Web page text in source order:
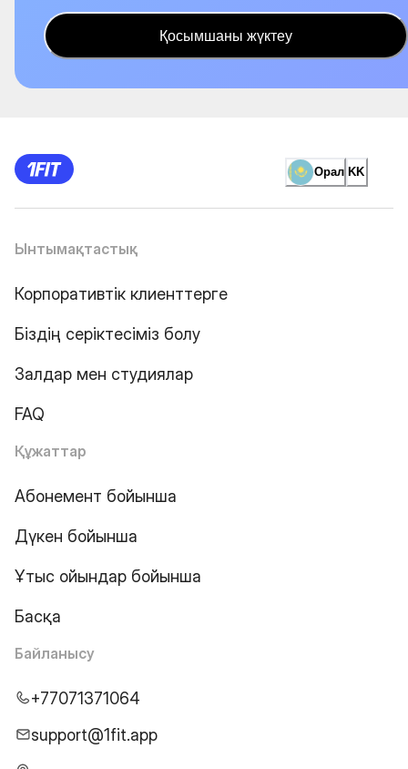
Қосымшаны жүктеу
Орал KK
Ынтымақтастық
Корпоративтік клиенттерге
Біздің серіктесіміз болу
Залдар мен студиялар
FAQ
Құжаттар
Абонемент бойынша
Дүкен бойынша
Ұтыс ойындар бойынша
Басқа
Байланысу
+77071371064
support@1fit.app